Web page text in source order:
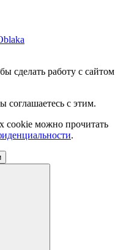
сделать работу с сайтом
соглашаетесь с этим.
можно прочитать
.